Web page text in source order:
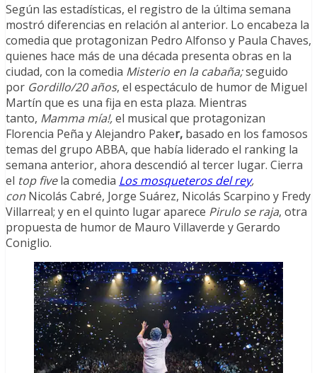
Según las estadísticas, el registro de la última semana
mostró diferencias en relación al anterior. Lo encabeza la
comedia que protagonizan Pedro Alfonso y Paula Chaves,
quienes hace más de una década presenta obras en la
ciudad, con la comedia Misterio en la cabaña;seguido
por Gordillo/20 años, el espectáculo de humor de Miguel
Martín que es una fija en esta plaza. Mientras
tanto, Mamma mía!,el musical que protagonizan
Florencia Peña y Alejandro Paker, basado en los famosos
temas del grupo ABBA, que había liderado el ranking la
semana anterior, ahora descendió al tercer lugar. Cierra
el top fivela comedia Los mosqueteros del rey,
con Nicolás Cabré, Jorge Suárez, Nicolás Scarpino y Fredy
Villarreal; y en el quinto lugar aparece Pirulo se raja, otra
propuesta de humor de Mauro Villaverde y Gerardo
Coniglio.